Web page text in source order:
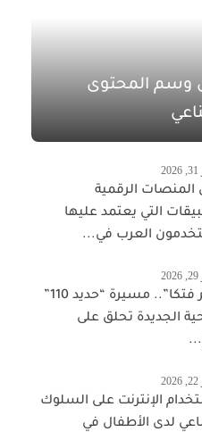
وسم المحتوى
الرقمية
التي يعتمد عليها
العرب في...
“الأكثر فتكا”.. مسيرة “حديد 110”
الجديدة تحلق على
الإنترنت على السلوك
لدى الأطفال في